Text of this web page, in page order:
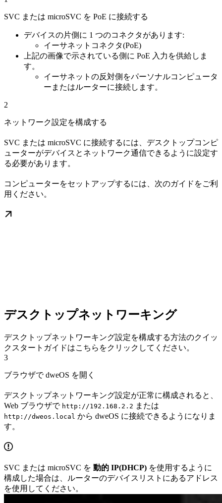
SVC または microSVC を PoE に接続する
デバイスの片側に 1 つのコネクタがあります:
イーサネットコネクタ(PoE)
上記の画像で示されている側に PoE 入力を供給しま
す。
イーサネットの反対側をパーソナルコンピュータ
ーまたはルーターに接続します。
2
ネットワーク設定を構成する
SVC または microSVC に接続するには、デスクトップコンピ
ューターがデバイスとネットワーク通信できるように設定す
る必要があります。
コンピューターをセットアップするには、次のガイドをご利
用ください。
デスクトップネットワーキング
デスクトップネットワーキング設定を構成する方法のクイッ
クスタートガイドはこちらをクリックしてください。
3
ブラウザで dweOS を開く
デスクトップネットワーキング設定が正常に構成されると、
Web ブラウザで http://192.168.2.2 または
http://dweos.local から dweOS に接続できるようになりま
す。
SVC または microSVC を 動的 IP(DHCP) を使用するように
構成した場合は、ルーターのデバイスリストにあるアドレス
を使用してください。